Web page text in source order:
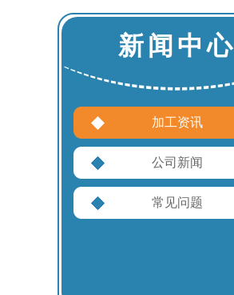
新闻中心
加工资讯
公司新闻
常见问题